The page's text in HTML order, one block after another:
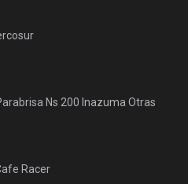
Ns 200 Inazuma Otras
Racer